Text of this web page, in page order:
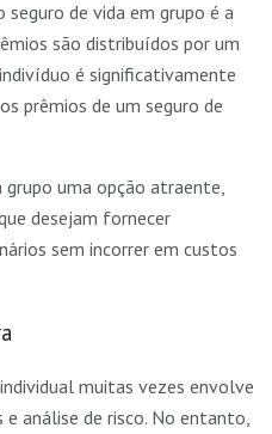
seguro de vida em grupo é a
são distribuídos por um
é significativamente
prêmios de um seguro de
uma opção atraente,
desejam fornecer
sem incorrer em custos
muitas vezes envolve
análise de risco. No entanto,